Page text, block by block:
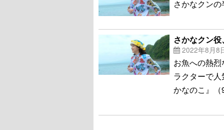
さかなクン
さかなクン
2022年8月8
お魚への熱
ラクターで
かなのこ』